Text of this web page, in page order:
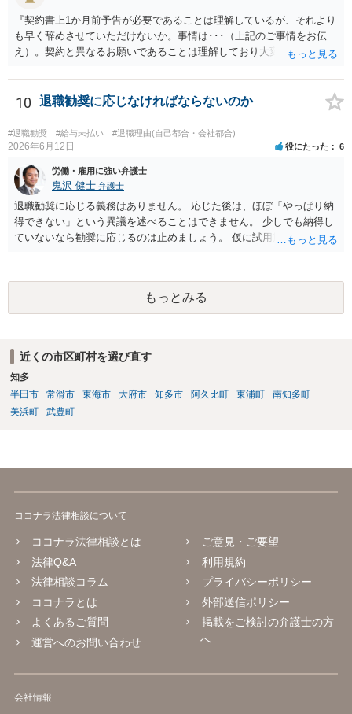
『契約書上1か月前予告が必要であることは理解しているが、それより
も早く辞めさせていただけないか。事情は･･･（上記のご事情をお伝
え）。契約と異なるお願いであることは理解しており大変申し訳ない
しょうか。 先方は事業の一環として業務委託をしていますので、契約
書の内容をベースに話をしてくるものと思います。 ですので、契約の
規定を理解していることを示した上で、それでもなお事情があるため
真摯にお願いしたい、とお伝えした方が、多少は話が進みやすいかと
思います。
10 退職勧奨に応じなければならないのか
#退職勧奨 #給与未払い #退職理由(自己都合・会社都合)
2026年6月12日 役にたった 6
労働・雇用に強い弁護士
鬼沢 健士 弁護士
退職勧奨に応じる義務はありません。 応じた後は、ほぼ「やっぱり納
得できない」という異議を述べることはできません。 少しでも納得し
ていないなら勧奨に応じるのは止めましょう。 仮に試用期間満了時に
もっとみる
近くの市区町村を選び直す
知多
半田市
常滑市 東海市 大府市 知多市 阿久比町 東浦町
南知多町
美浜町
武豊町
ココナラ法律相談について
ココナラ法律相談とは
法律Q&A
法律相談コラム
ココナラとは
よくあるご質問
運営へのお問い合わせ
ご意見・ご要望
利用規約
プライバシーポリシー
外部送信ポリシー
掲載をご検討の弁護士の方
へ
会社情報